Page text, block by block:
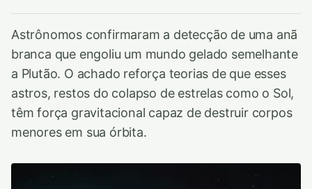
Astrônomos confirmaram a detecção de uma anã
branca que engoliu um mundo gelado semelhante
a Plutão. O achado reforça teorias de que esses
astros, restos do colapso de estrelas como o Sol,
têm força gravitacional capaz de destruir corpos
menores em sua órbita.